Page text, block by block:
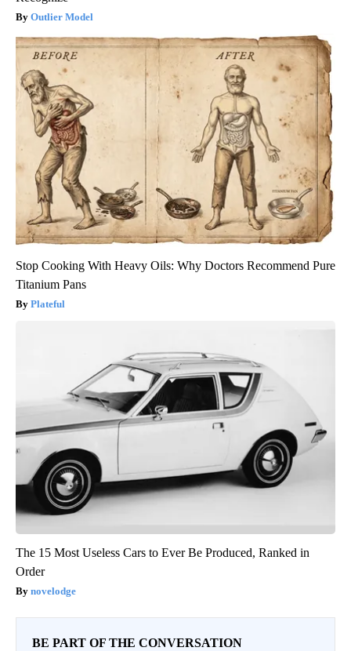
Outlier Model
Stop Cooking With Heavy Oils: Why Doctors Recommend Pure
Titanium Pans
Plateful
The 15 Most Useless Cars to Ever Be Produced, Ranked in
Order
novelodge
BE PART OF THE CONVERSATION